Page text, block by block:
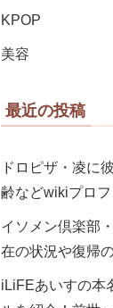
KPOP
美容
最近の投稿
ドロピザ・凌に
齢などwikiプロフ
イソメン倶楽部
在の状況や復帰
iLiFEあいすの本